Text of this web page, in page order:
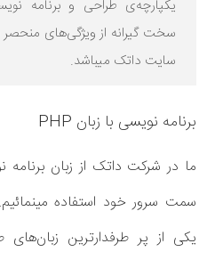
یکپارچه‌ی طراحی و برنامه
سخت گیرانه از ویژگی‌های
سایت داتک میباشد.
برنامه نویسی با زبان PHP
یکی از پر طرفدارترین